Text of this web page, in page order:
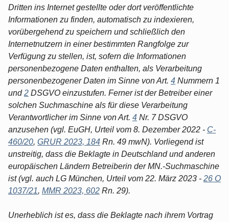
Dritten ins Internet gestellte oder dort veröffentlichte
Informationen zu finden, automatisch zu indexieren,
vorübergehend zu speichern und schließlich den
Internetnutzern in einer bestimmten Rangfolge zur
Verfügung zu stellen, ist, sofern die Informationen
personenbezogene Daten enthalten, als Verarbeitung
personenbezogener Daten im Sinne von Art. 4 Nummern 1
und2 DSGVO einzustufen. Ferner ist der Betreiber einer
solchen Suchmaschine als für diese Verarbeitung
Verantwortlicher im Sinne von Art. 4 Nr. 7 DSGVO
anzusehen (vgl. EuGH, Urteil vom 8. Dezember 2022 - C-
460/20, GRUR 2023, 184 Rn. 49 mwN). Vorliegend ist
unstreitig, dass die Beklagte in Deutschland und anderen
europäischen Ländern Betreiberin der MN.-Suchmaschine
ist (vgl. auch LG München, Urteil vom 22. März 2023 - 26 O
1037/21, MMR 2023, 602 Rn. 29).
Unerheblich ist es, dass die Beklagte nach ihrem Vortrag